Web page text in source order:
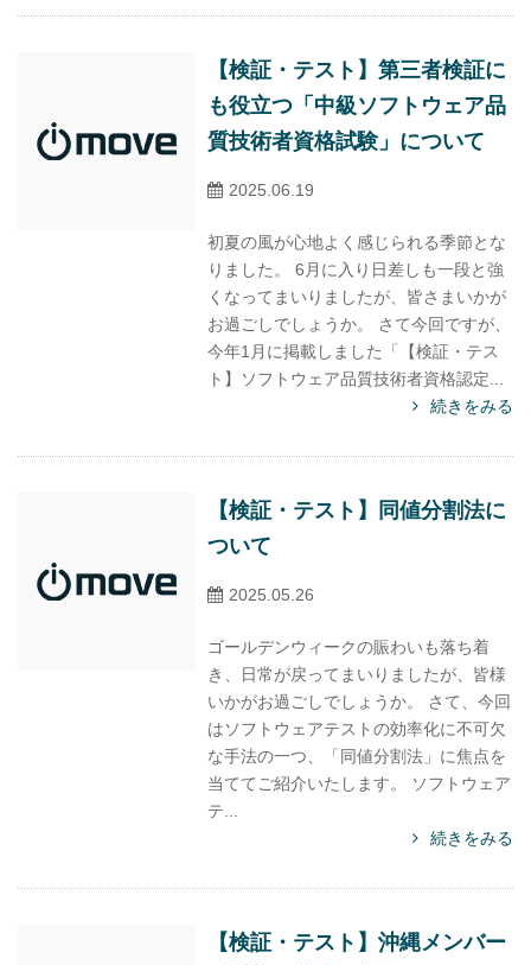
【検証・テスト】第三者検証に
も役立つ「中級ソフトウェア品
質技術者資格試験」について
2025.06.19
初夏の風が心地よく感じられる季節とな
りました。 6月に入り日差しも一段と強
くなってまいりましたが、皆さまいかが
お過ごしでしょうか。 さて今回ですが、
今年1月に掲載しました「【検証・テス
ト】ソフトウェア品質技術者資格認定...
続きをみる
【検証・テスト】同値分割法に
ついて
2025.05.26
ゴールデンウィークの賑わいも落ち着
き、日常が戻ってまいりましたが、皆様
いかがお過ごしでしょうか。 さて、今回
はソフトウェアテストの効率化に不可欠
な手法の一つ、「同値分割法」に焦点を
当ててご紹介いたします。 ソフトウェア
テ...
続きをみる
【検証・テスト】沖縄メンバー